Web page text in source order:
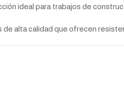
ideal para trabajos de
alta calidad que ofrecen